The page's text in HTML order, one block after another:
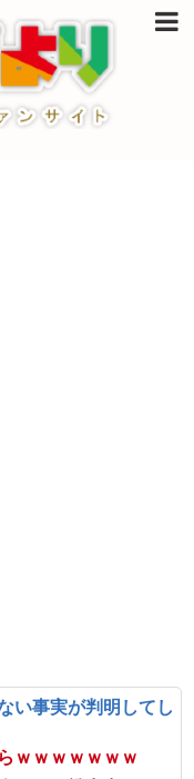
い事実が判明してし
ｗｗｗｗｗｗｗ